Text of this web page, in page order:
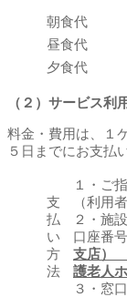
朝食代
昼食代
夕食代
（２）サービス利
料金・費用は、１
５日までにお支払
支
払
い
方
法
１・ご
（利用
２・施
口座番号
支店
護老人
３・窓